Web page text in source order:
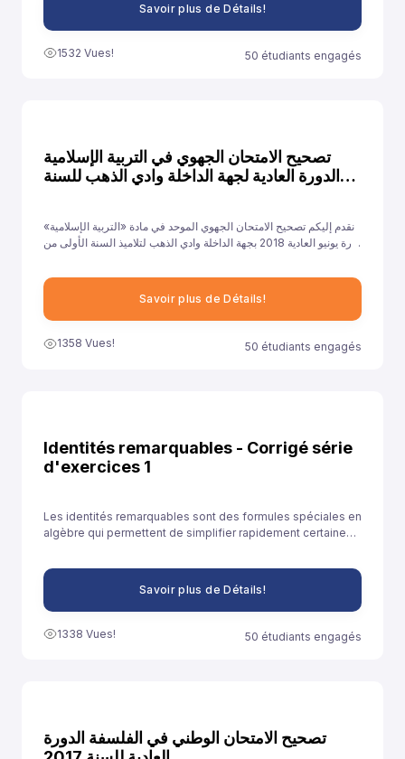
Savoir plus de Détails!
1532 Vues! 50 étudiants engagés
تصحيح الامتحان الجهوي في التربية الإسلامية
الدورة العادية لجهة الداخلة وادي الذهب للسنة
نقدم إليكم تصحيح الامتحان الجهوي الموحد في مادة «التربية الإسلامية»
دورة يونيو العادية 2018 بجهة الداخلة وادي الذهب لتلاميذ السنة الأولى من
توفيرنا لهذا النموذج إلى مساعدة تلاميذ على الاستعداد الجيد لخوض غمار
Savoir plus de Détails!
1358 Vues! 50 étudiants engagés
Identités remarquables - Corrigé série
d'exercices 1
Les identités remarquables sont des formules spéciales en
algèbre qui permettent de simplifier rapidement certaines
des expressions ou résoudre des équations plus
Savoir plus de Détails!
1338 Vues! 50 étudiants engagés
تصحيح الامتحان الوطني في الفلسفة الدورة